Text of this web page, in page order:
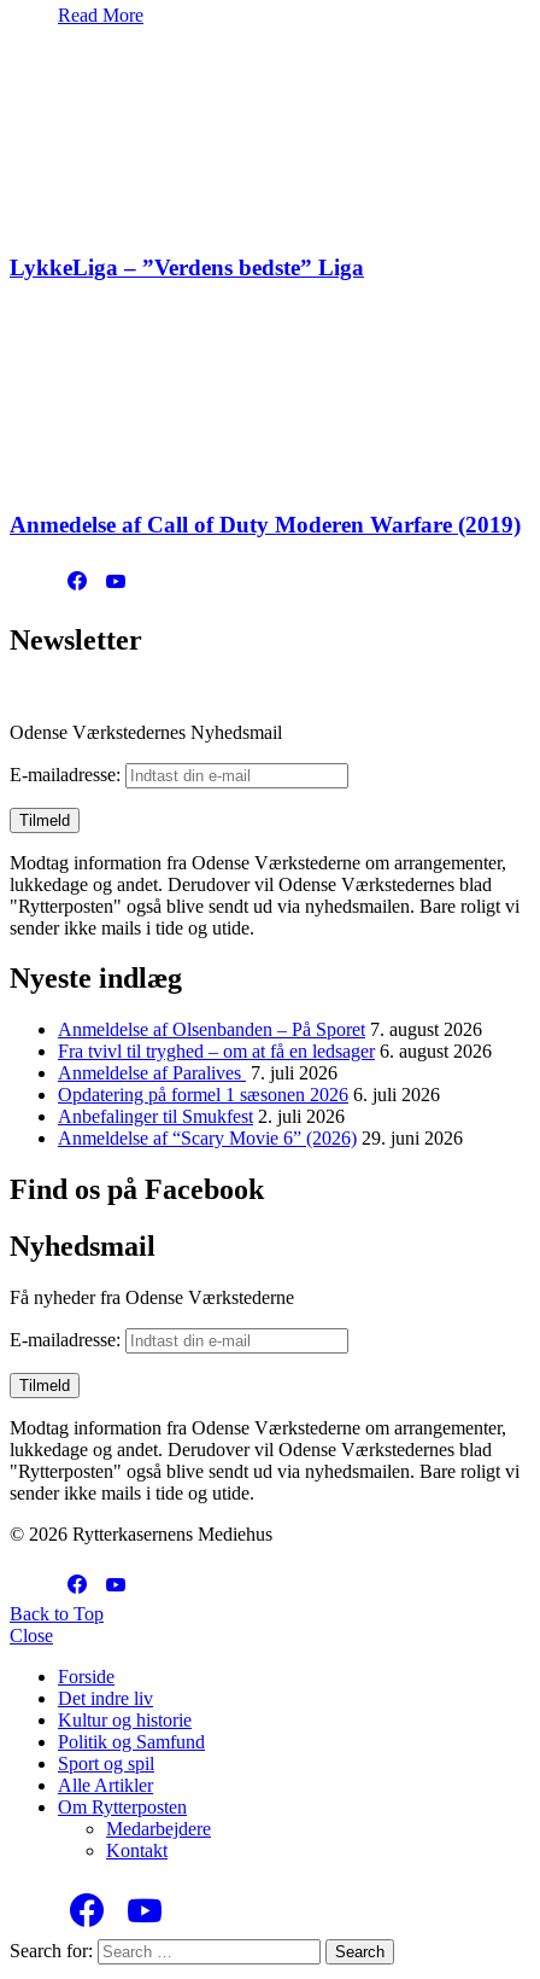
Read More
LykkeLiga – ”Verdens bedste” Liga
Anmedelse af Call of Duty Moderen Warfare (2019)
Newsletter
Odense Værkstedernes Nyhedsmail
E-mailadresse:
Modtag information fra Odense Værkstederne om arrangementer,
lukkedage og andet. Derudover vil Odense Værkstedernes blad
"Rytterposten" også blive sendt ud via nyhedsmailen. Bare roligt vi
sender ikke mails i tide og utide.
Nyeste indlæg
Anmeldelse af Olsenbanden – På Sporet 7. august 2026
Fra tvivl til tryghed – om at få en ledsager 6. august 2026
Anmeldelse af Paralives 7. juli 2026
Opdatering på formel 1 sæsonen 2026 6. juli 2026
Anbefalinger til Smukfest 2. juli 2026
Anmeldelse af “Scary Movie 6” (2026) 29. juni 2026
Find os på Facebook
Nyhedsmail
Få nyheder fra Odense Værkstederne
E-mailadresse:
Modtag information fra Odense Værkstederne om arrangementer,
lukkedage og andet. Derudover vil Odense Værkstedernes blad
"Rytterposten" også blive sendt ud via nyhedsmailen. Bare roligt vi
sender ikke mails i tide og utide.
© 2026 Rytterkasernens Mediehus
Back to Top
Close
Forside
Det indre liv
Kultur og historie
Politik og Samfund
Sport og spil
Alle Artikler
Om Rytterposten
Medarbejdere
Kontakt
Search for: Search